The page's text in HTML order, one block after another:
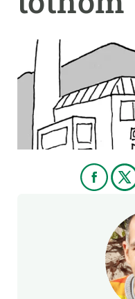
NOTÍCIES I AGENDA